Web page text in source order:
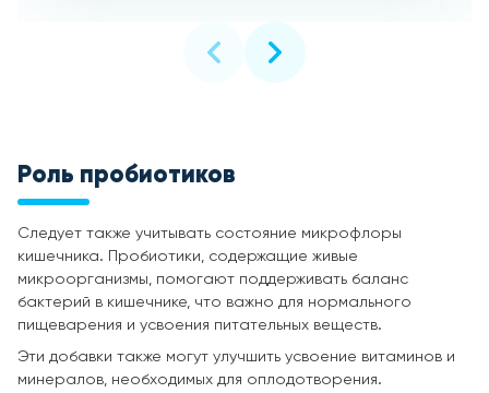
Роль пробиотиков
Следует также учитывать состояние микрофлоры
кишечника. Пробиотики, содержащие живые
микроорганизмы, помогают поддерживать баланс
бактерий в кишечнике, что важно для нормального
пищеварения и усвоения питательных веществ.
Эти добавки также могут улучшить усвоение витаминов и
минералов, необходимых для оплодотворения.